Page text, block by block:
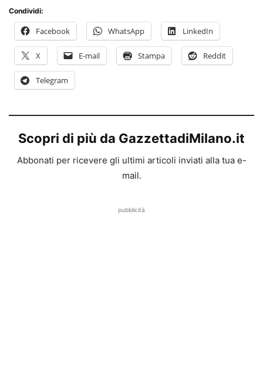
Condividi:
Facebook WhatsApp LinkedIn
X E-mail Stampa Reddit
Telegram
Scopri di più da GazzettadiMilano.it
Abbonati per ricevere gli ultimi articoli inviati alla tua e-
mail.
pubblicità